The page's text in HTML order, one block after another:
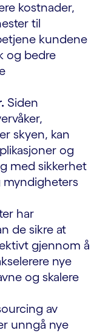
kostnader,
til
kundene
og bedre
Siden
skyen, kan
og
med sikkerhet
myndigheters
har
de sikre at
gjennom å
nye
og skalere
av
unngå nye